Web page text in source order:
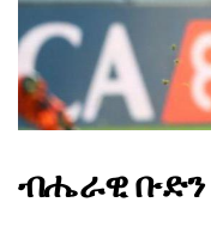
ብሔራዊ ቡድን